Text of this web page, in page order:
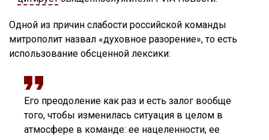
Одной из причин слабости российской команды
митрополит назвал «духовное разорение», то есть
использование обсценной лексики:
Его преодоление как раз и есть залог вообще
того, чтобы изменилась ситуация в целом в
атмосфере в команде: ее нацеленности, ее